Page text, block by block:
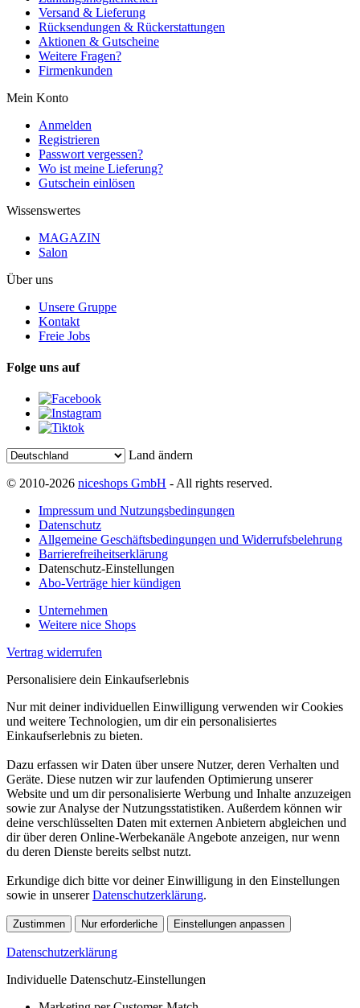
Versand & Lieferung
Rücksendungen & Rückerstattungen
Aktionen & Gutscheine
Weitere Fragen?
Firmenkunden
Mein Konto
Anmelden
Registrieren
Passwort vergessen?
Wo ist meine Lieferung?
Gutschein einlösen
Wissenswertes
MAGAZIN
Salon
Über uns
Unsere Gruppe
Kontakt
Freie Jobs
Folge uns auf
Land ändern
© 2010-2026 niceshops GmbH - All rights reserved.
Impressum und Nutzungsbedingungen
Datenschutz
Allgemeine Geschäftsbedingungen und Widerrufsbelehrung
Barrierefreiheitserklärung
Datenschutz-Einstellungen
Abo-Verträge hier kündigen
Unternehmen
Weitere nice Shops
Vertrag widerrufen
Personalisiere dein Einkaufserlebnis
Nur mit deiner individuellen Einwilligung verwenden wir Cookies
und weitere Technologien, um dir ein personalisiertes
Einkaufserlebnis zu bieten.
Dazu erfassen wir Daten über unsere Nutzer, deren Verhalten und
Geräte. Diese nutzen wir zur laufenden Optimierung unserer
Website und um dir personalisierte Werbung und Inhalte anzuzeigen
sowie zur Analyse der Nutzungsstatistiken. Außerdem können wir
deine verschlüsselten Daten mit externen Anbietern abgleichen und
dir über deren Online-Werbekanäle Angebote anzeigen, nur wenn
du deren Dienste bereits selbst nutzt.
Erkundige dich bitte vor deiner Einwilligung in den Einstellungen
sowie in unsererDatenschutzerklärung.
Zustimmen Nur erforderliche Einstellungen anpassen
Datenschutzerklärung
Individuelle Datenschutz-Einstellungen